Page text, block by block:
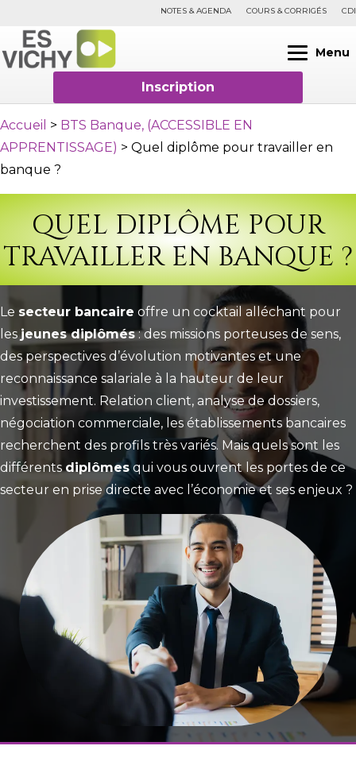
NOTES & AGENDA COURS & CORRIGÉS CDI
Menu
Inscription
Accueil > BTS Banque, (ACCESSIBLE EN
APPRENTISSAGE) > Quel diplôme pour travailler en
banque ?
QUEL DIPLÔME POUR
TRAVAILLER EN BANQUE ?
Le secteur bancaire offre un cocktail alléchant pour
lesjeunes diplômés: des missions porteuses de sens,
des perspectives d’évolution motivantes et une
reconnaissance salariale à la hauteur de leur
investissement. Relation client, analyse de dossiers,
négociation commerciale, les établissements bancaires
recherchent des profils très variés. Mais quels sont les
différentsdiplômesqui vous ouvrent les portes de ce
secteur en prise directe avec l’économie et ses enjeux ?